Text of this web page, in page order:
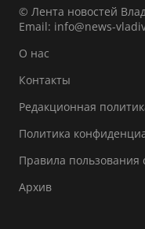
© Лента новостей
Email: info@news-
О нас
Контакты
Редакционная
Политика
Правила пользования
Архив